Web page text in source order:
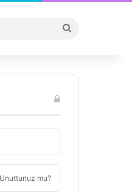
...
Unuttunuz mu?